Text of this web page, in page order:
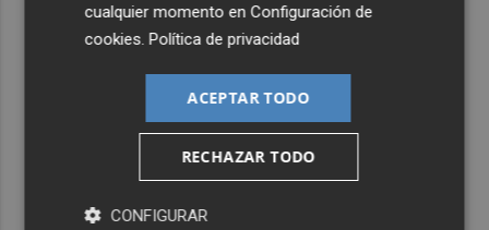
cualquier momento enConfiguración de
cookies.Política de privacidad
ACEPTAR TODO
RECHAZAR TODO
CONFIGURAR